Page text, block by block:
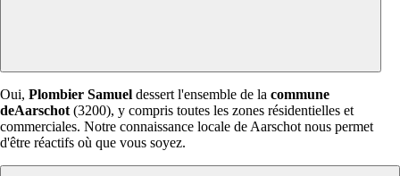
Oui, Plombier Samuel dessert l'ensemble de la commune
deAarschot (3200), y compris toutes les zones résidentielles et
commerciales. Notre connaissance locale de Aarschot nous permet
d'être réactifs où que vous soyez.